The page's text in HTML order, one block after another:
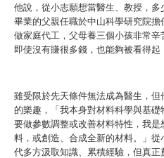
他說，從小志願想當醫生、教授，
畢業的父親任職於中山科學研究院
做家庭代工，父母養三個小孩非常
即使沒有賺很多錢，也能夠被看得起
雖受限於先天條件無法成為醫生，
的樂趣，「我本身對材料科學與基
要做參數調整或改善材料特性，我
料，或創造、合成全新的材料。」
代多方汲取知識、累積經驗，但真